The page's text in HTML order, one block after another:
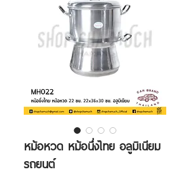
หม้อหวด หม้อนึ่งไทย อลูมิเนียม
รถยนต์